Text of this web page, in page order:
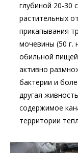
глубиной 20-30
растительных
прикапывания
мочевины (50 г.
обильной
активно
бактерии и
другая
содержимое
территории